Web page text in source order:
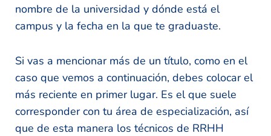
nombre de la universidad y dónde está el
campus y la fecha en la que te graduaste.
Si vas a mencionar más de un título, como en el
caso que vemos a continuación, debes colocar el
más reciente en primer lugar. Es el que suele
corresponder con tu área de especialización, así
que de esta manera los técnicos de RRHH